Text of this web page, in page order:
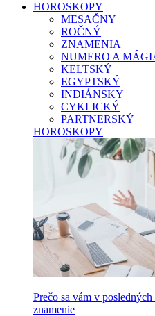
HOROSKOPY
MESAČNY
ROČNÝ
ZNAMENIA
NUMERO A
KELTSKÝ
EGYPTSKÝ
INDIÁNSKY
CYKLICKÝ
PARTNERSKÝ
HOROSKOPY
Prečo sa vám v
znamenie